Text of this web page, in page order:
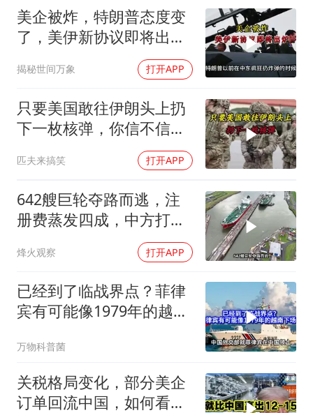
乐享全民健身 共筑健康中国
美企被炸，特朗普态度变
了，美伊新协议即将出
炉？又被中方说中了
揭秘世间万象 打开APP
只要美国敢往伊朗头上扔
下一枚核弹，你信不信，
明天乌克兰就会灰飞烟灭
1
匹夫来搞笑 打开APP
642艘巨轮夺路而逃，注
册费蒸发四成，中方打到
烽火观察 打开APP
已经到了临战界点？菲律
宾有可能像1979年的越南
万物科普菌
关税格局变化，部分美企
订单回流中国，如何看待